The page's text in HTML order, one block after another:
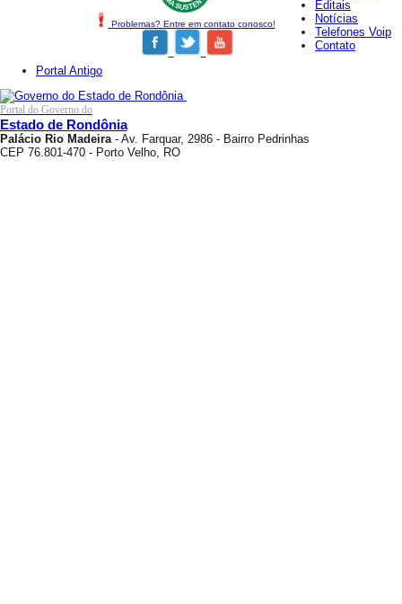
Problemas? Entre em contato conosco!
Editais
Notícias
Telefones Voip
Contato
Portal Antigo
Portal do Governo do
Estado de Rondônia
Palácio Rio Madeira- Av. Farquar, 2986 - Bairro Pedrinhas
CEP 76.801-470 - Porto Velho, RO